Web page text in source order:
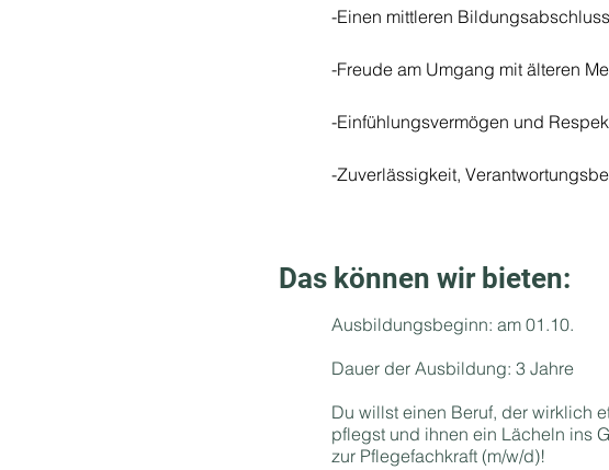
-Einen mittleren
-Freude am Umgang mit älteren
-Einfühlungsvermögen und
-Zuverlässigkeit,
Das können wir bieten:
Ausbildungsbeginn: am 01.10.
Dauer der Ausbildung: 3 Jahre
Du willst einen Beruf, der wirklich
pflegst und ihnen ein Lächeln ins
zur Pflegefachkraft (m/w/d)!